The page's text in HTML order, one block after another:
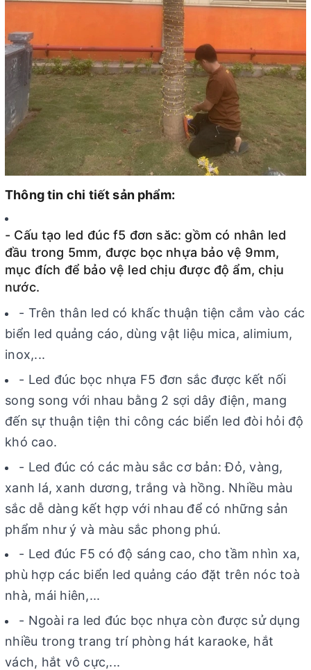
Thông tin chi tiết sản phẩm:
- Cấu tạo led đúc f5 đơn săc: gồm có nhân led
đầu trong 5mm, được bọc nhựa bảo vệ 9mm,
mục đích để bảo vệ led chịu được độ ẩm, chịu
nước.
- Trên thân led có khấc thuận tiện cắm vào các
biển led quảng cáo, dùng vật liệu mica, alimium,
inox,...
- Led đúc bọc nhựa F5 đơn sắc được kết nối
song song với nhau bằng 2 sợi dây điện, mang
đến sự thuận tiện thi công các biển led đòi hỏi độ
khó cao.
- Led đúc có các màu sắc cơ bản: Đỏ, vàng,
xanh lá, xanh dương, trắng và hồng. Nhiều màu
sắc dễ dàng kết hợp với nhau để có những sản
phẩm như ý và màu sắc phong phú.
- Led đúc F5 có độ sáng cao, cho tầm nhìn xa,
phù hợp các biển led quảng cáo đặt trên nóc toà
nhà, mái hiên,...
- Ngoài ra led đúc bọc nhựa còn được sử dụng
nhiều trong trang trí phòng hát karaoke, hắt
vách, hắt vô cực,...